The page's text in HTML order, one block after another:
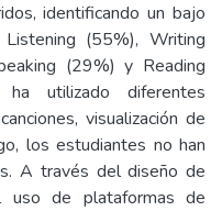
identificando un bajo
(55%), Writing
(29%) y Reading
utilizado diferentes
visualización de
los estudiantes no han
A través del diseño de
uso de plataformas de